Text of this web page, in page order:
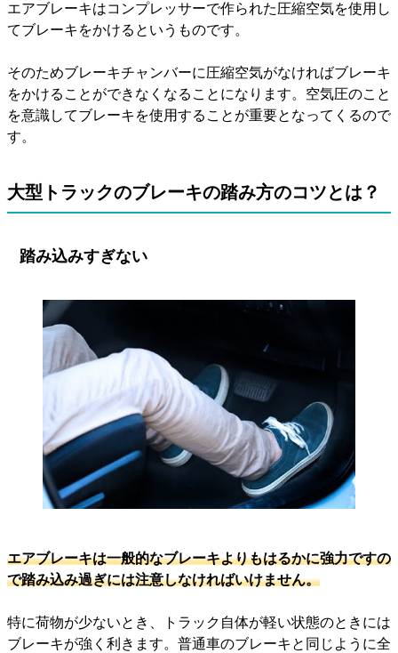
エアブレーキはコンプレッサーで作られた圧縮空気を使用し
てブレーキをかけるというものです。
そのためブレーキチャンバーに圧縮空気がなければブレーキ
をかけることができなくなることになります。空気圧のこと
を意識してブレーキを使用することが重要となってくるので
す。
大型トラックのブレーキの踏み方のコツとは？
踏み込みすぎない
エアブレーキは一般的なブレーキよりもはるかに強力ですの
で踏み込み過ぎには注意しなければいけません。
特に荷物が少ないとき、トラック自体が軽い状態のときには
ブレーキが強く利きます。普通車のブレーキと同じように全